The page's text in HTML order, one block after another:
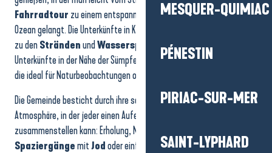
MESQUER-QUIMIAC
PÉNESTIN
PIRIAC-SUR-MER
SAINT-LYPHARD
Fahrradtour zu einem entspannenden Moment mit Blick auf den
Ozean gelangt. Die Unterkünfte in Küstennähe bieten direkten Zugang
zu denSträndenund Wassersportaktivitäten, während die
Unterkünfte in der Nähe der Sümpfe eine ruhigere Umgebung bieten,
die ideal für Naturbeobachtungen oder ruhige Ausflüge ist.
Die Gemeinde besticht durch ihre sanfte, authentische und familiäre
Atmosphäre, in der jeder einen Aufenthalt nach seinen Wünschen
zusammenstellen kann: Erholung, Naturerlebnisse, Familienzeit,
SpaziergängemitJododer einfach eine Pause vom Alltag.